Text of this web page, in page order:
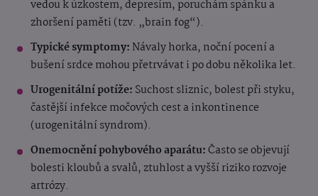
vedou k úzkostem, depresím, poruchám spánku a
zhoršení paměti (tzv. „brain fog“).
Typické symptomy: Návaly horka, noční pocení a
bušení srdce mohou přetrvávat i po dobu několika let.
Urogenitální potíže: Suchost sliznic, bolest při styku,
častější infekce močových cest a inkontinence
(urogenitální syndrom).
Onemocnění pohybového aparátu:Často se objevují
bolesti kloubů a svalů, ztuhlost a vyšší riziko rozvoje
artrózy.